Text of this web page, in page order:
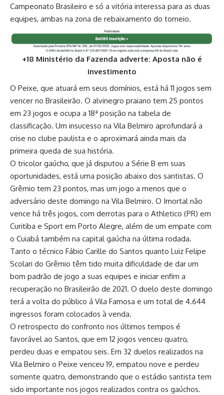
Campeonato Brasileiro e só a vitória interessa para as duas
equipes, ambas na zona de rebaixamento do torneio.
+18 Ministério da Fazenda adverte: Aposta não é
investimento
O Peixe, que atuará em seus domínios, está há 11 jogos sem
vencer no Brasileirão. O alvinegro praiano tem 25 pontos
em 23 jogos e ocupa a 18ª posição na tabela de
classificação. Um insucesso na Vila Belmiro aprofundará a
crise no clube paulista e o aproximará ainda mais da
primeira queda de sua história.
O tricolor gaúcho, que já disputou a Série B em suas
oportunidades, está uma posição abaixo dos santistas. O
Grêmio tem 23 pontos, mas um jogo a menos que o
adversário deste domingo na Vila Belmiro. O Imortal não
vence há três jogos, com derrotas para o Athletico (PR) em
Curitiba e Sport em Porto Alegre, além de um empate com
o Cuiabá também na capital gaúcha na última rodada.
Tanto o técnico Fábio Carille do Santos quanto Luiz Felipe
Scolari do Grêmio têm tido muita dificuldade de dar um
bom padrão de jogo a suas equipes e iniciar enfim a
recuperação no Brasileirão de 2021. O duelo deste domingo
terá a volta do público á Vila Famosa e um total de 4.644
ingressos foram colocados à venda.
O retrospecto do confronto nos últimos tempos é
favorável ao Santos, que em 12 jogos venceu quatro,
perdeu duas e empatou seis. Em 32 duelos realizados na
Vila Belmiro o Peixe venceu 19, empatou nove e perdeu
somente quatro, demonstrando que o estádio santista tem
sido importante nos jogos realizados contra os gaúchos.